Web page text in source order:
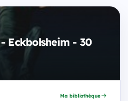
Eckbolsheim - 30
Ma bibliothèque